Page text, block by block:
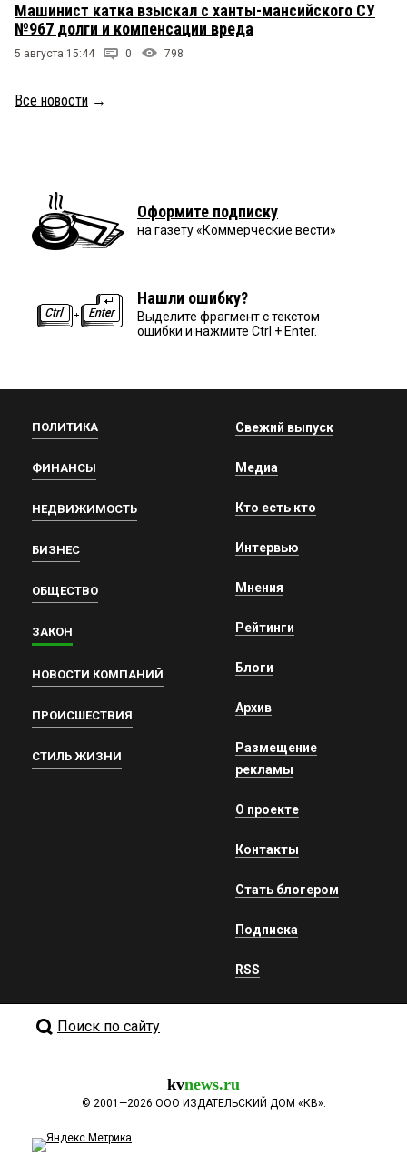
Машинист катка взыскал с ханты-мансийского СУ
№967 долги и компенсации вреда
5 августа 15:44 0 798
Все новости →
Оформите подписку
на газету «Коммерческие вести»
Нашли ошибку?
Выделите фрагмент с текстом
ошибки и нажмите Ctrl + Enter.
ПОЛИТИКА
ФИНАНСЫ
НЕДВИЖИМОСТЬ
БИЗНЕС
ОБЩЕСТВО
ЗАКОН
НОВОСТИ КОМПАНИЙ
ПРОИСШЕСТВИЯ
СТИЛЬ ЖИЗНИ
Свежий выпуск
Медиа
Кто есть кто
Интервью
Мнения
Рейтинги
Блоги
Архив
Размещение
рекламы
О проекте
Контакты
Стать блогером
Подписка
RSS
Поиск по сайту
kvnews.ru
© 2001—2026 ООО ИЗДАТЕЛЬСКИЙ ДОМ «КВ».